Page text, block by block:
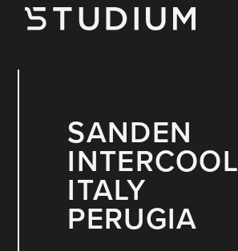
SANDEN
INTERCOOL
ITALY
PERUGIA